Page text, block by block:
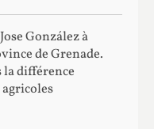
González à
de Grenade.
la différence